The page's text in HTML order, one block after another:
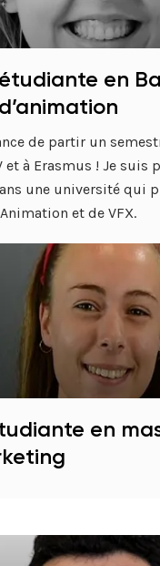
en
de partir un
et à Erasmus ! Je suis
une université qui
et de VFX.
en